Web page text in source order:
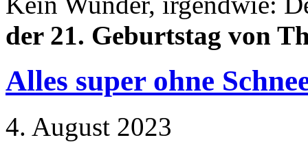
der 21. Geburtstag von
Alles super ohne
4. August 2023